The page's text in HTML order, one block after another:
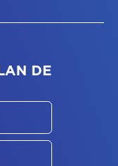
PLAN DE